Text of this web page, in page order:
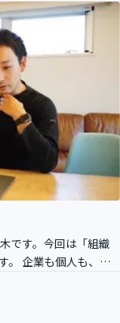
ジが湧きました。ま
です。今回は「組織
。 企業も個人も、長
せん。それは「適応」